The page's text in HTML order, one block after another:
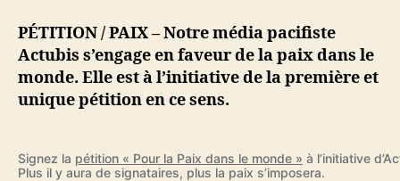
le
monde
PÉTITION / PAIX – Notre média pacifiste
Actubis s’engage en faveur de la paix dans le
monde. Elle est à l’initiative de la première et
unique pétition en ce sens.
Signez la pétition « Pour la Paix dans le monde » à l’initiative
Plus il y aura de signataires, plus la paix s’imposera.